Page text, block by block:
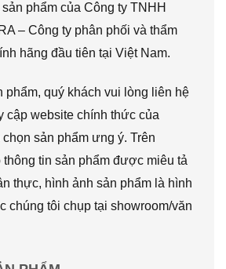
phẩm của Công ty TNHH
– Công ty phân phối và thẩm
hãng đầu tiên tại Việt Nam.
quý khách vui lòng liên hệ
cập website chính thức của
sản phẩm ưng ý. Trên
thông tin sản phẩm được miêu tả
thực, hình ảnh sản phẩm là hình
chúng tôi chụp tại showroom/văn